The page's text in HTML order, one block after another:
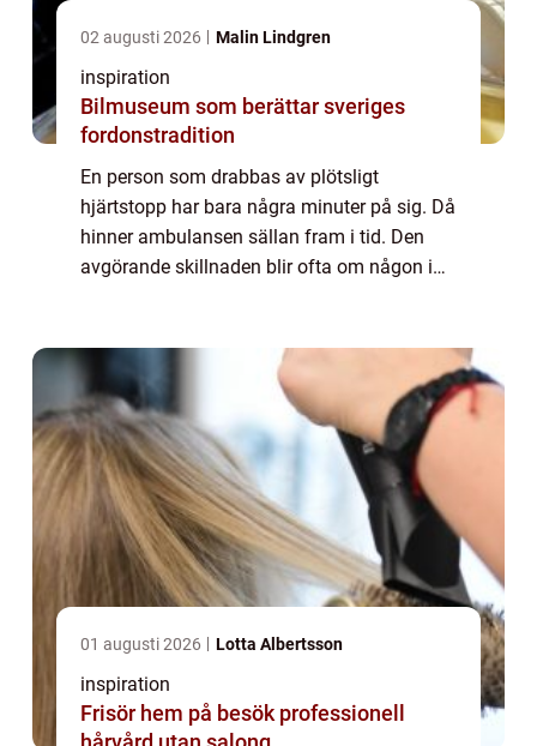
02 augusti 2026 Malin Lindgren
inspiration
Bilmuseum som berättar sveriges
fordonstradition
En person som drabbas av plötsligt
hjärtstopp har bara några minuter på sig. Då
hinner ambulansen sällan fram i tid. Den
avgörande skillnaden blir ofta om någon i
01 augusti 2026 Lotta Albertsson
inspiration
Frisör hem på besök professionell